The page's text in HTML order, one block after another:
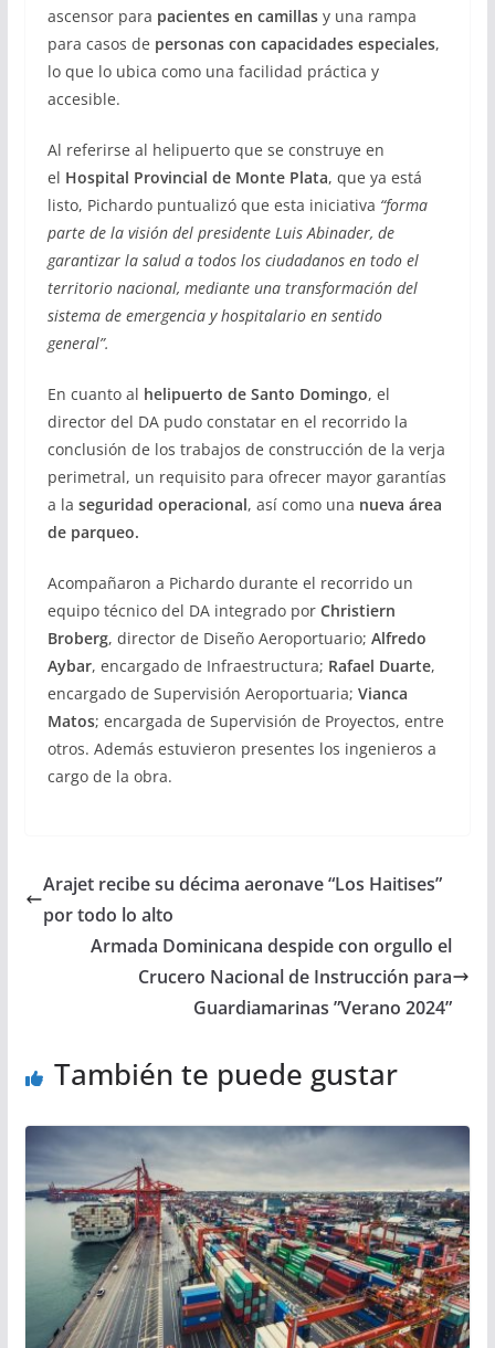
ascensor para pacientes en camillasy una rampa
para casos de personas con capacidades especiales,
lo que lo ubica como una facilidad práctica y
accesible.
Al referirse al helipuerto que se construye en
el Hospital Provincial de Monte Plata, que ya está
listo, Pichardo puntualizó que esta iniciativa “forma
parte de la visión del presidente Luis Abinader, de
garantizar la salud a todos los ciudadanos en todo el
territorio nacional, mediante una transformación del
sistema de emergencia y hospitalario en sentido
general”.
En cuanto al helipuerto de Santo Domingo, el
director del DA pudo constatar en el recorrido la
conclusión de los trabajos de construcción de la verja
perimetral, un requisito para ofrecer mayor garantías
a la seguridad operacional, así como una nueva área
de parqueo.
Acompañaron a Pichardo durante el recorrido un
equipo técnico del DA integrado por Christiern
Broberg, director de Diseño Aeroportuario; Alfredo
Aybar, encargado de Infraestructura; Rafael Duarte,
encargado de Supervisión Aeroportuaria; Vianca
Matos; encargada de Supervisión de Proyectos, entre
otros. Además estuvieron presentes los ingenieros a
cargo de la obra.
Arajet recibe su décima aeronave “Los Haitises”
por todo lo alto
Armada Dominicana despide con orgullo el
Crucero Nacional de Instrucción para
Guardiamarinas ”Verano 2024”
También te puede gustar